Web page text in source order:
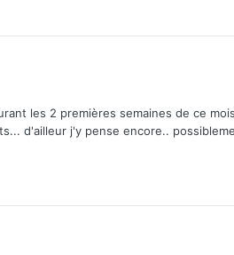
les 2 premières semaines de ce
d'ailleur j'y pense encore..